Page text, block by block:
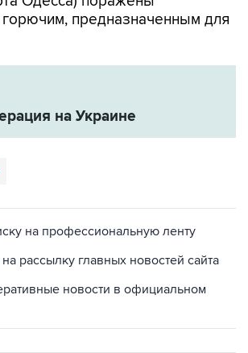
предназначенным для
на Украине
на профессиональную ленту
рассылку главных новостей сайта
новости в официальном